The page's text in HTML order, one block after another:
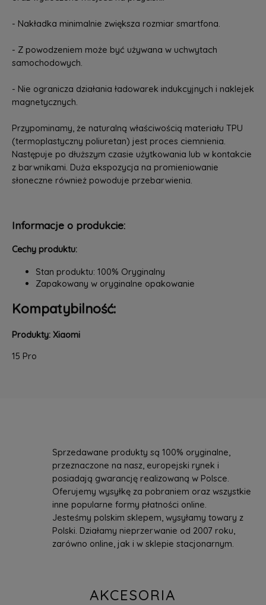
- Nakładka minimalnie zwiększa rozmiar smartfona.
- Z powodzeniem może być używana w uchwytach
samochodowych.
- Nie ogranicza działania ładowarek indukcyjnych i naklejek
magnetycznych.
Przypominamy, że naturalną właściwością materiału TPU
(termoplastyczny poliuretan) jest proces ciemnienia.
Następuje po dłuższym czasie użytkowania lub w kontakcie
z barwnikami. Duża ekspozycja na promieniowanie
słoneczne również powoduje przebarwienia.
Informacje o produkcie:
Cechy produktu:
Stan produktu: 100% Oryginalny
Zapakowany w oryginalne opakowanie
Kompatybilność:
Produkty: Xiaomi
15 Pro
Sprzedawane produkty są 100% oryginalne,
przeznaczone na nasz, europejski rynek i
posiadają gwarancję realizowaną w Polsce.
Oferujemy wysyłkę za pobraniem oraz wszystkie
inne popularne formy płatności online.
Jesteśmy polskim sklepem, wysyłamy towary z
Polski. Działamy nieprzerwanie od 2007 roku,
zarówno online, jak i w sklepie stacjonarnym.
AKCESORIA